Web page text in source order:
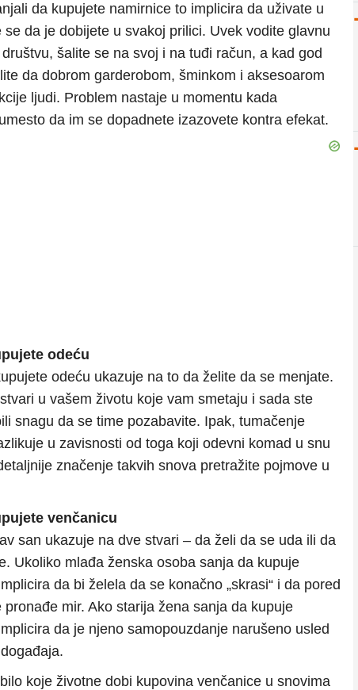
da kupujete namirnice to implicira da uživate u
se da je dobijete u svakoj prilici. Uvek vodite glavnu
šalite se na svoj i na tuđi račun, a kad god
da dobrom garderobom, šminkom i aksesoarom
ljudi. Problem nastaje u momentu kada
da im se dopadnete izazovete kontra efekat.
odeću
odeću ukazuje na to da želite da se menjate.
u vašem životu koje vam smetaju i sada ste
snagu da se time pozabavite. Ipak, tumačenje
u zavisnosti od toga koji odevni komad u snu
značenje takvih snova pretražite pojmove u
venčanicu
san ukazuje na dve stvari – da želi da se uda ili da
Ukoliko mlađa ženska osoba sanja da kupuje
da bi želela da se konačno „skrasi“ i da pored
pronađe mir. Ako starija žena sanja da kupuje
da je njeno samopouzdanje narušeno usled
koje životne dobi kupovina venčanice u snovima